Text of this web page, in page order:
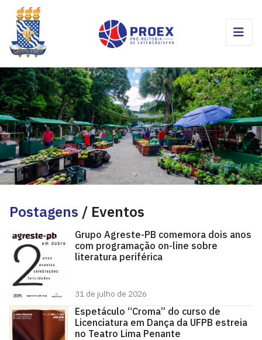
Postagens / Eventos
Grupo Agreste-PB comemora dois anos
com programação on-line sobre
literatura periférica
31 de julho de 2026
Espetáculo “Croma” do curso de
Licenciatura em Dança da UFPB estreia
no Teatro Lima Penante